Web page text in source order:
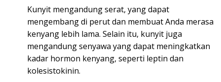
Kunyit mengandung serat, yang dapat
mengembang di perut dan membuat Anda merasa
kenyang lebih lama. Selain itu, kunyit juga
mengandung senyawa yang dapat meningkatkan
kadar hormon kenyang, seperti leptin dan
kolesistokinin.